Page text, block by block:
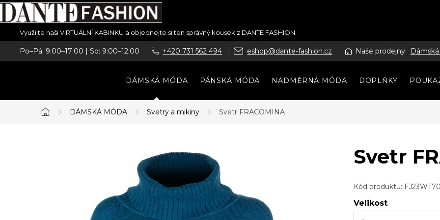
Přejít
na
obsah
Využijte naši VIRTUÁLNÍ KABINKU a objednejte si ten správný kousek z DANTE FASHION.
Po–Pá: 9:00–17:00 | So: 9:00–12:00 +420 731 562 494 eshop@dante-fashion.cz Naše prodejny:
DÁMSKÁ MÓDA PÁNSKÁ MÓDA NADMĚRNÁ MÓDA DOPLŇKY
Domů
DÁMSKÁ MÓDA Svetry a mikiny Svetr FRACOMINA
Svetr
Kód produktu:
Velikost